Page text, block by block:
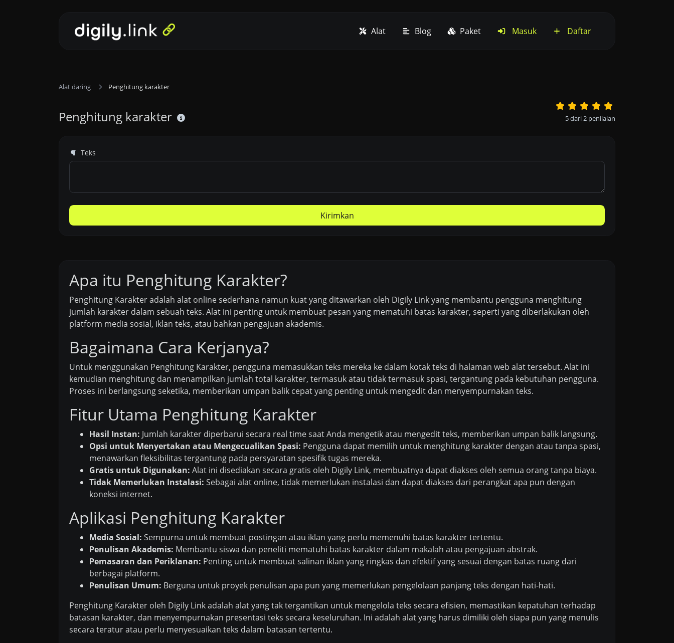
Alat Blog Paket Masuk Daftar
Alat daring Penghitung karakter
Penghitung karakter 5dari2 penilaian
Teks
Kirimkan
Apa itu Penghitung Karakter?
Penghitung Karakter adalah alat online sederhana namun kuat yang ditawarkan oleh Digily Link yang membantu pengguna menghitung
jumlah karakter dalam sebuah teks. Alat ini penting untuk membuat pesan yang mematuhi batas karakter, seperti yang diberlakukan oleh
platform media sosial, iklan teks, atau bahkan pengajuan akademis.
Bagaimana Cara Kerjanya?
Untuk menggunakan Penghitung Karakter, pengguna memasukkan teks mereka ke dalam kotak teks di halaman web alat tersebut. Alat ini
kemudian menghitung dan menampilkan jumlah total karakter, termasuk atau tidak termasuk spasi, tergantung pada kebutuhan pengguna.
Proses ini berlangsung seketika, memberikan umpan balik cepat yang penting untuk mengedit dan menyempurnakan teks.
Fitur Utama Penghitung Karakter
Hasil Instan: Jumlah karakter diperbarui secara real time saat Anda mengetik atau mengedit teks, memberikan umpan balik langsung.
Opsi untuk Menyertakan atau Mengecualikan Spasi: Pengguna dapat memilih untuk menghitung karakter dengan atau tanpa spasi,
menawarkan fleksibilitas tergantung pada persyaratan spesifik tugas mereka.
Gratis untuk Digunakan: Alat ini disediakan secara gratis oleh Digily Link, membuatnya dapat diakses oleh semua orang tanpa biaya.
Tidak Memerlukan Instalasi: Sebagai alat online, tidak memerlukan instalasi dan dapat diakses dari perangkat apa pun dengan
koneksi internet.
Aplikasi Penghitung Karakter
Media Sosial: Sempurna untuk membuat postingan atau iklan yang perlu memenuhi batas karakter tertentu.
Penulisan Akademis: Membantu siswa dan peneliti mematuhi batas karakter dalam makalah atau pengajuan abstrak.
Pemasaran dan Periklanan: Penting untuk membuat salinan iklan yang ringkas dan efektif yang sesuai dengan batas ruang dari
berbagai platform.
Penulisan Umum: Berguna untuk proyek penulisan apa pun yang memerlukan pengelolaan panjang teks dengan hati-hati.
Penghitung Karakter oleh Digily Link adalah alat yang tak tergantikan untuk mengelola teks secara efisien, memastikan kepatuhan terhadap
batasan karakter, dan menyempurnakan presentasi teks secara keseluruhan. Ini adalah alat yang harus dimiliki oleh siapa pun yang menulis
secara teratur atau perlu menyesuaikan teks dalam batasan tertentu.